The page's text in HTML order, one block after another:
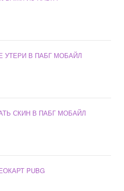
УТЕРИ В ПАБГ МОБАЙЛ
СКИН В ПАБГ МОБАЙЛ
PUBG